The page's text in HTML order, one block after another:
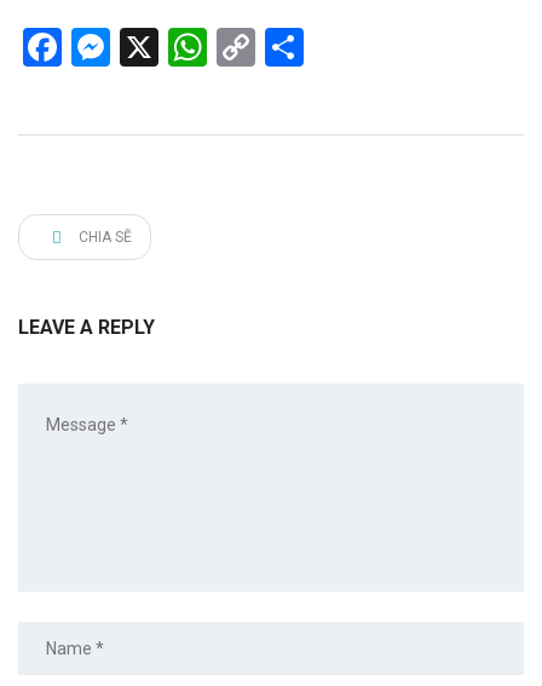
Facebook
Messenger
X WhatsApp
Copy
CHIA SẼ
LEAVE A REPLY